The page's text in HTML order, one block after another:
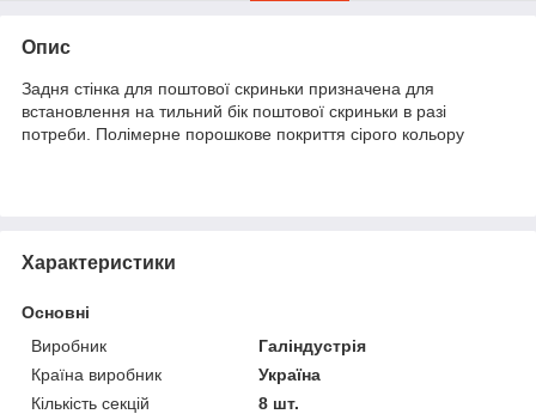
Опис
Задня стінка для поштової скриньки призначена для
встановлення на тильний бік поштової скриньки в разі
потреби. Полімерне порошкове покриття сірого кольору
Характеристики
Основні
Виробник
Галіндустрія
Країна виробник
Україна
Кількість секцій
8 шт.